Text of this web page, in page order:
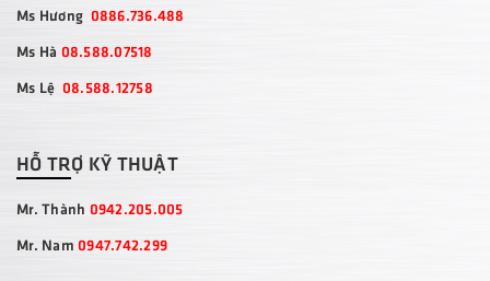
Ms Hương 0886.736.488
Ms Hà 08.588.07518
Ms Lệ 08.588.12758
HỖ TRỢ KỸ THUẬT
Mr. Thành 0942.205.005
Mr. Nam 0947.742.299